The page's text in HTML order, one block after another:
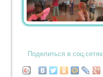
Поделиться в соц.сетях